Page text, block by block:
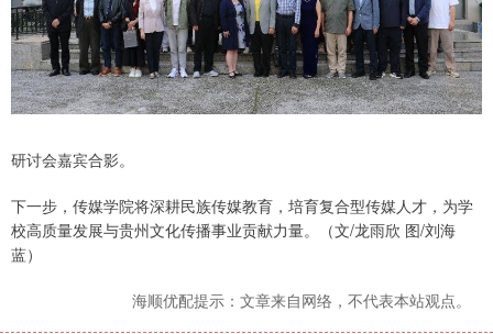
研讨会嘉宾合影。
下一步，传媒学院将深耕民族传媒教育，培育复合型传媒人才，为学
校高质量发展与贵州文化传播事业贡献力量。（文/龙雨欣 图/刘海
蓝）
海顺优配提示：文章来自网络，不代表本站观点。